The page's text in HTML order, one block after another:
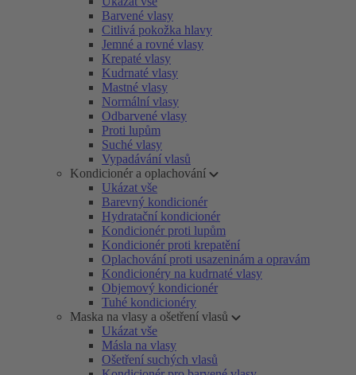
Barvené vlasy
Citlivá pokožka hlavy
Jemné a rovné vlasy
Krepaté vlasy
Kudrnaté vlasy
Mastné vlasy
Normální vlasy
Odbarvené vlasy
Proti lupům
Suché vlasy
Vypadávání vlasů
Kondicionér a oplachování
Ukázat vše
Barevný kondicionér
Hydratační kondicionér
Kondicionér proti lupům
Kondicionér proti krepatění
Oplachování proti usazeninám a opravám
Kondicionéry na kudrnaté vlasy
Objemový kondicionér
Tuhé kondicionéry
Maska na vlasy a ošetření vlasů
Ukázat vše
Másla na vlasy
Ošetření suchých vlasů